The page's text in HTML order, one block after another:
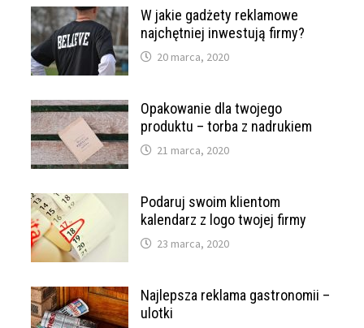
W jakie gadżety reklamowe
najchętniej inwestują firmy?
20 marca, 2020
Opakowanie dla twojego
produktu – torba z nadrukiem
21 marca, 2020
Podaruj swoim klientom
kalendarz z logo twojej firmy
23 marca, 2020
Najlepsza reklama gastronomii –
ulotki